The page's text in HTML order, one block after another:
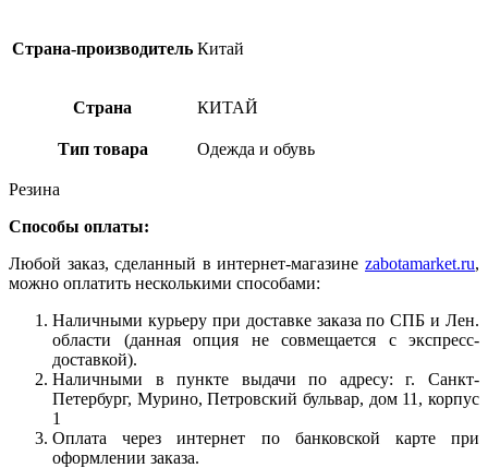
Страна-производитель Китай
Страна КИТАЙ
Тип товара Одежда и обувь
Резина
Способы оплаты:
Любой заказ, сделанный в интернет-магазине zabotamarket.ru,
можно оплатить несколькими способами:
Наличными курьеру при доставке заказа по СПБ и Лен.
области (данная опция не совмещается с экспресс-
доставкой).
Наличными в пункте выдачи по адресу: г. Санкт-
Петербург, Мурино, Петровский бульвар, дом 11, корпус
1
Оплата через интернет по банковской карте при
оформлении заказа.